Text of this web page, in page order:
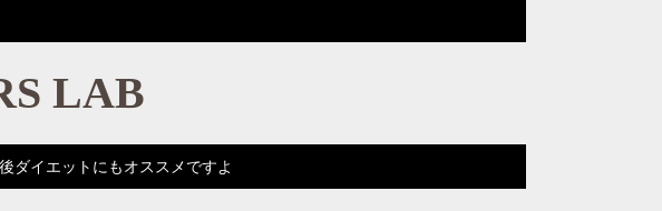
LAB
ダイエットにもオススメですよ